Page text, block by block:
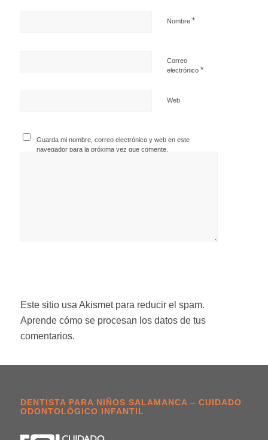
Nombre *
Correo
electrónico *
Web
Guarda mi nombre, correo electrónico y web en este
navegador para la próxima vez que comente.
Este sitio usa Akismet para reducir el spam.
Aprende cómo se procesan los datos de tus
comentarios.
DENTISTA PARA NIÑOS SALAMANCA – CUIDADO
ODONTOLÓGICO INFANTIL